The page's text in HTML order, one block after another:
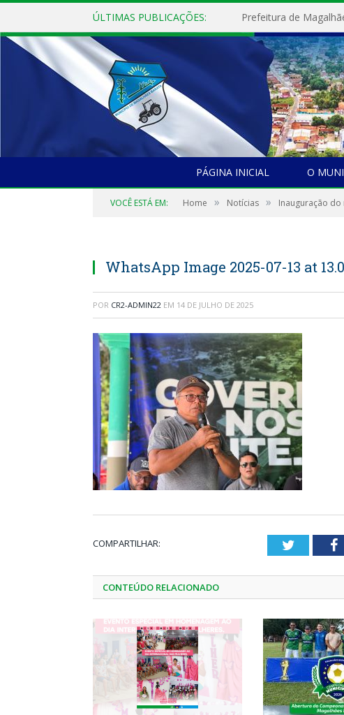
ÚLTIMAS PUBLICAÇÕES:
PÁGINA INICIAL O
VOCÊ ESTÁ EM: Home » Notícias » Inauguração
WhatsApp Image 2025-07-13 at
POR CR2-ADMIN22 EM 14 DE JULHO DE 2025
COMPARTILHAR: Twitter
CONTEÚDO RELACIONADO